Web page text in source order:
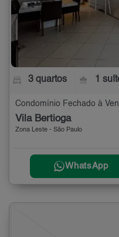
3 quartos 1
Vila Bertioga
Zona Leste - São Paulo
WhatsApp